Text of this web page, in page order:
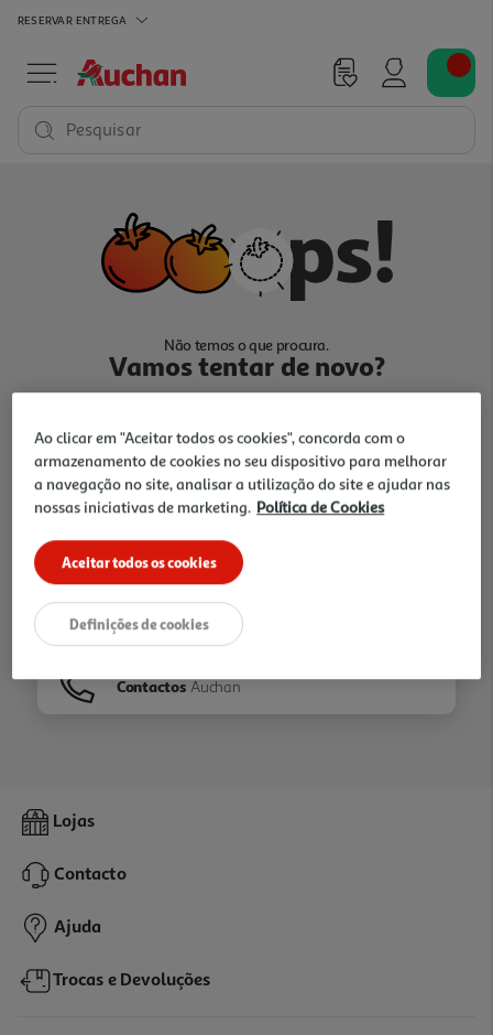
RESERVAR ENTREGA
Pesquisar
Não temos o que procura.
Vamos tentar de novo?
Ir para Homepage
Folhetos
Contactos Auchan
Lojas
Contacto
Ajuda
Trocas e Devoluções
Ao clicar em "Aceitar todos os cookies", concorda com o
armazenamento de cookies no seu dispositivo para melhorar
a navegação no site, analisar a utilização do site e ajudar nas
nossas iniciativas de marketing. Política de Cookies
Aceitar todos os cookies
Definições de cookies